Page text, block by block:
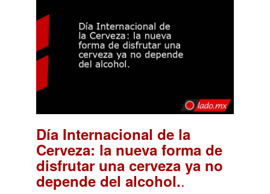
Día Internacional de la
Cerveza: la nueva forma de
disfrutar una cerveza ya no
depende del alcohol..